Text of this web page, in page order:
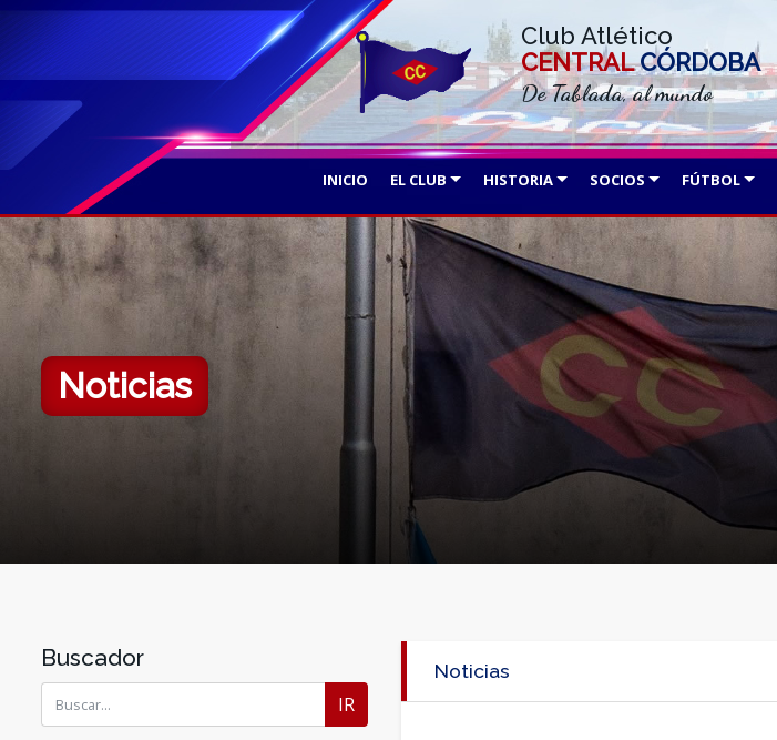
Club Atlético
CENTRALCÓRDOBA
De Tablada, al mundo
INICIO EL CLUB HISTORIA SOCIOS FÚTBOL
Noticias
Buscador
IR
Noticias